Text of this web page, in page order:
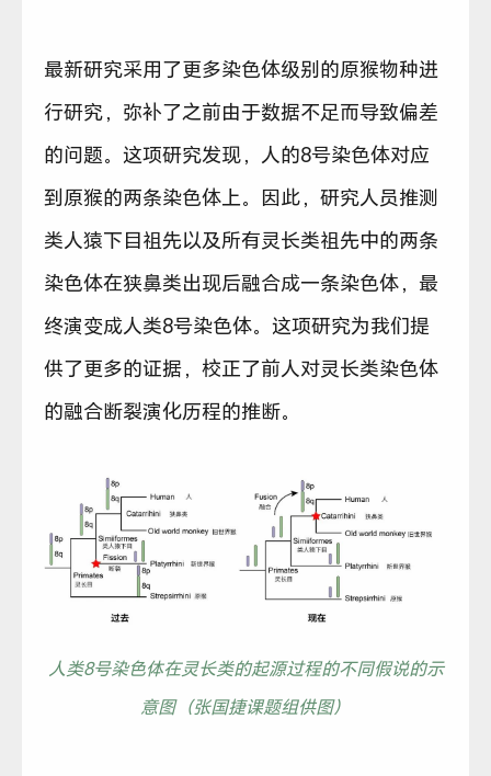
最新研究采用了更多染色体级别的原猴物种进
行研究，弥补了之前由于数据不足而导致偏差
的问题。这项研究发现，人的8号染色体对应
到原猴的两条染色体上。因此，研究人员推测
类人猿下目祖先以及所有灵长类祖先中的两条
染色体在狭鼻类出现后融合成一条染色体，最
终演变成人类8号染色体。这项研究为我们提
供了更多的证据，校正了前人对灵长类染色体
的融合断裂演化历程的推断。
人类8号染色体在灵长类的起源过程的不同假说的示
意图（张国捷课题组供图）